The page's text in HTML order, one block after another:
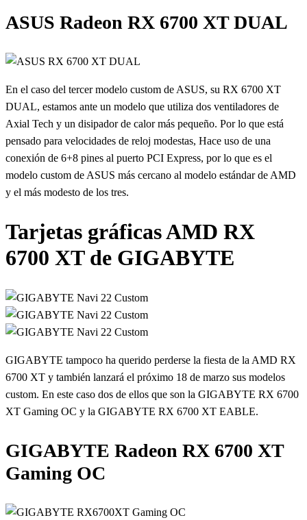
ASUS Radeon RX 6700 XT DUAL
En el caso del tercer modelo custom de ASUS, su RX 6700 XT
DUAL, estamos ante un modelo que utiliza dos ventiladores de
Axial Tech y un disipador de calor más pequeño. Por lo que está
pensado para velocidades de reloj modestas, Hace uso de una
conexión de 6+8 pines al puerto PCI Express, por lo que es el
modelo custom de ASUS más cercano al modelo estándar de AMD
y el más modesto de los tres.
Tarjetas gráficas AMD RX
6700 XT de GIGABYTE
GIGABYTE tampoco ha querido perderse la fiesta de la AMD RX
6700 XT y también lanzará el próximo 18 de marzo sus modelos
custom. En este caso dos de ellos que son la GIGABYTE RX 6700
XT Gaming OC y la GIGABYTE RX 6700 XT EABLE.
GIGABYTE Radeon RX 6700 XT
Gaming OC